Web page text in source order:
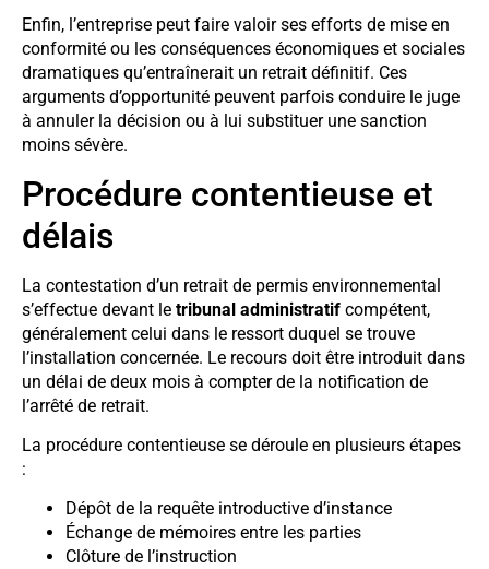
Enfin, l’entreprise peut faire valoir ses efforts de mise en
conformité ou les conséquences économiques et sociales
dramatiques qu’entraînerait un retrait définitif. Ces
arguments d’opportunité peuvent parfois conduire le juge
à annuler la décision ou à lui substituer une sanction
moins sévère.
Procédure contentieuse et
délais
La contestation d’un retrait de permis environnemental
s’effectue devant le tribunal administratif compétent,
généralement celui dans le ressort duquel se trouve
l’installation concernée. Le recours doit être introduit dans
un délai de deux mois à compter de la notification de
l’arrêté de retrait.
La procédure contentieuse se déroule en plusieurs étapes
:
Dépôt de la requête introductive d’instance
Échange de mémoires entre les parties
Clôture de l’instruction